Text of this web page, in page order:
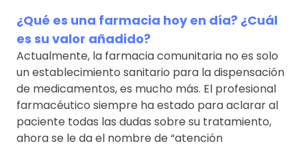
¿Qué es una farmacia hoy en día? ¿Cuál
es su valor añadido?
Actualmente, la farmacia comunitaria no es solo
un establecimiento sanitario para la dispensación
de medicamentos, es mucho más. El profesional
farmacéutico siempre ha estado para aclarar al
paciente todas las dudas sobre su tratamiento,
ahora se le da el nombre de “atención